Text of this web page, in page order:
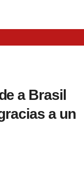
a Brasil
a un